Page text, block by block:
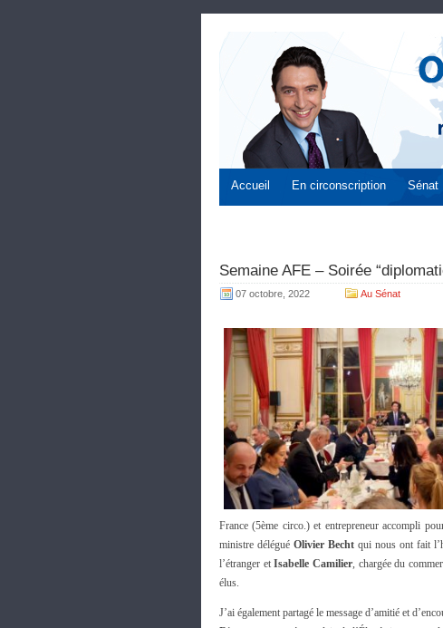
Accueil En circonscription Sénat
Semaine AFE – Soirée
07 octobre, 2022 Au Sénat
France (5ème circo.) et entrepreneur accompli
ministre délégué Olivier Bechtqui nous ont fait
l’étranger etIsabelle Camilier, chargée du
élus.
J’ai également partagé le message d’amitié et